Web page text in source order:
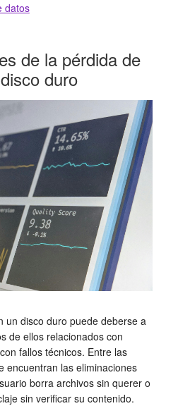
datos
de la pérdida de
duro
un disco duro puede deberse a
de ellos relacionados con
fallos técnicos. Entre las
encuentran las eliminaciones
borra archivos sin querer o
sin verificar su contenido.